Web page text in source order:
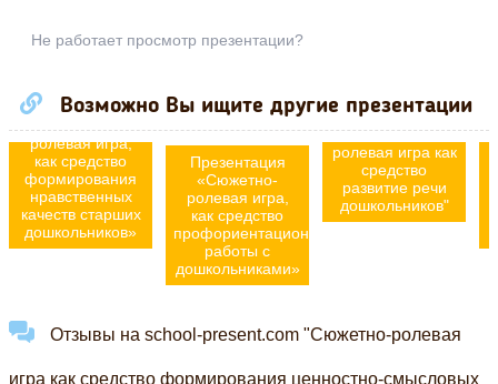
Не работает просмотр презентации?
Возможно Вы ищите другие презентации
Презентация на
тему: «Сюжетно
ролевая игра,
как средство
формирования
нравственных
качеств старших
дошкольников»
Презентация
«Сюжетно-
ролевая игра,
как средство
профориентационной
работы с
дошкольниками»
Презентация
"Сюжетно -
ролевая игра как
средство
развитие речи
дошкольников"
Отзывы на school-present.com "Сюжетно-ролевая
игра как средство формирования ценностно-смысловых